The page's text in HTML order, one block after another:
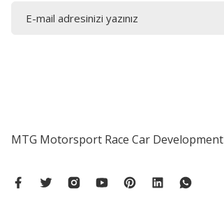
MTG Motorsport Race Car Development